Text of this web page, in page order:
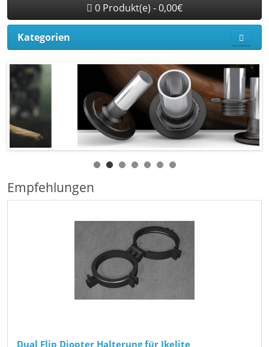
0 Produkt(e) - 0,00€
Kategorien
Empfehlungen
Dual Flip Diopter Halterung für Ikelite